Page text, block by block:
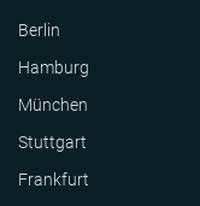
Berlin
Hamburg
München
Stuttgart
Frankfurt